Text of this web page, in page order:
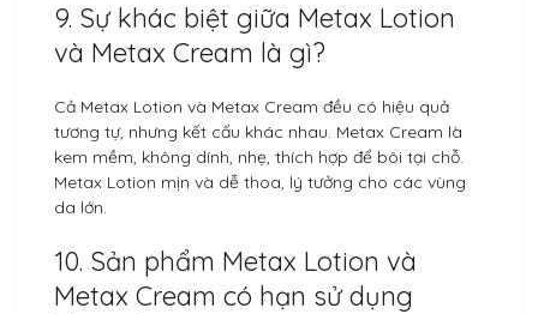
9. Sự khác biệt giữa Metax Lotion
và Metax Cream là gì?
Cả Metax Lotion và Metax Cream đều có hiệu quả
tương tự, nhưng kết cấu khác nhau. Metax Cream là
kem mềm, không dính, nhẹ, thích hợp để bôi tại chỗ.
Metax Lotion mịn và dễ thoa, lý tưởng cho các vùng
da lớn.
10. Sản phẩm Metax Lotion và
Metax Cream có hạn sử dụng